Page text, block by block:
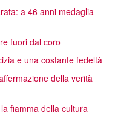
a 46 anni medaglia
fuori dal coro
e una costante fedeltà
della verità
fiamma della cultura